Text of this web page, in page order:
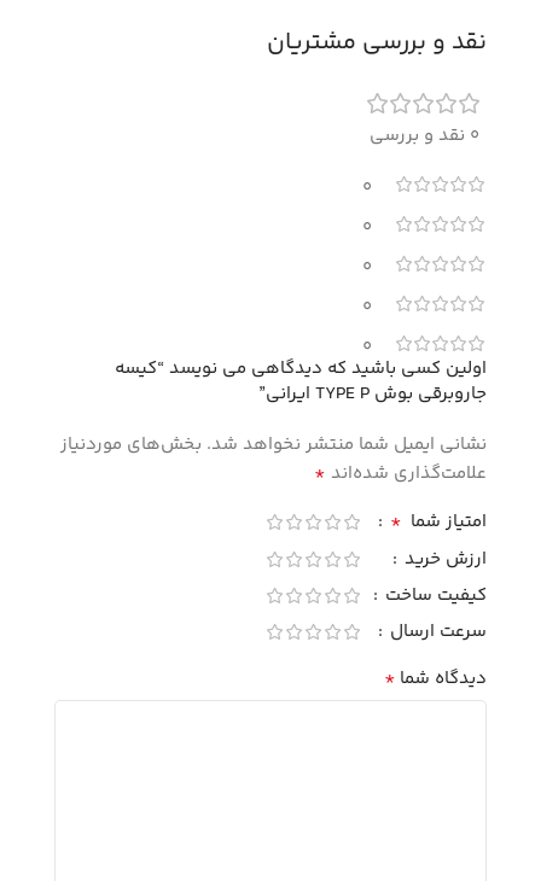
نقد و بررسی مشتریان
0 نقد و بررسی
0
0
0
0
0
اولین کسی باشید که دیدگاهی می نویسد “کیسه
جاروبرقی بوش TYPE P ایرانی”
نشانی ایمیل شما منتشر نخواهد شد. بخش‌های موردنیاز
علامت‌گذاری شده‌اند *
امتیاز شما *
ارزش خرید
کیفیت ساخت
سرعت ارسال
دیدگاه شما *